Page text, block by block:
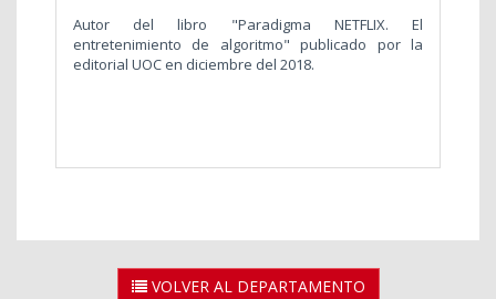
Autor del libro "Paradigma NETFLIX. El
entretenimiento de algoritmo" publicado por la
editorial UOC en diciembre del 2018.
VOLVER AL DEPARTAMENTO